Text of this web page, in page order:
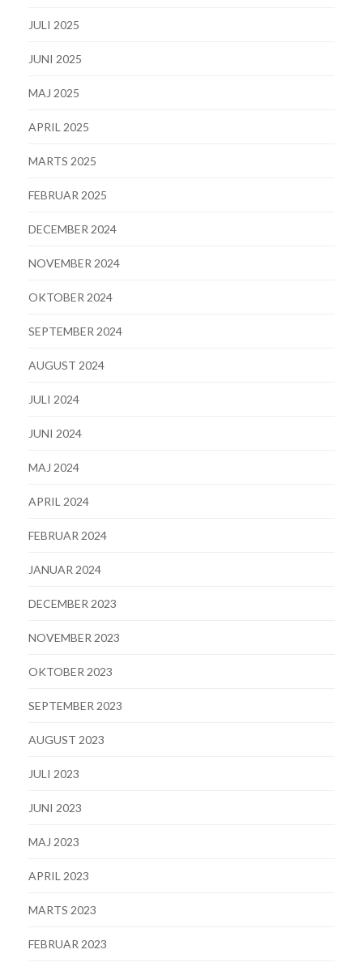
JULI 2025
JUNI 2025
MAJ 2025
APRIL 2025
MARTS 2025
FEBRUAR 2025
DECEMBER 2024
NOVEMBER 2024
OKTOBER 2024
SEPTEMBER 2024
AUGUST 2024
JULI 2024
JUNI 2024
MAJ 2024
APRIL 2024
FEBRUAR 2024
JANUAR 2024
DECEMBER 2023
NOVEMBER 2023
OKTOBER 2023
SEPTEMBER 2023
AUGUST 2023
JULI 2023
JUNI 2023
MAJ 2023
APRIL 2023
MARTS 2023
FEBRUAR 2023